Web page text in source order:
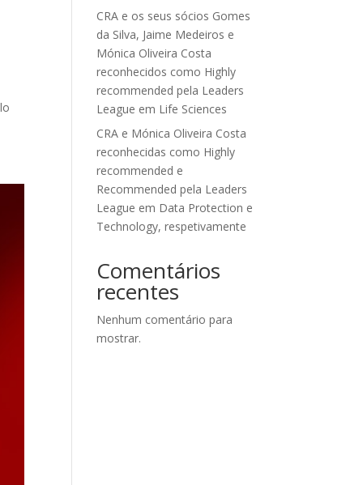
CRA e os seus sócios Gomes
da Silva, Jaime Medeiros e
Mónica Oliveira Costa
reconhecidos como Highly
recommended pela Leaders
League em Life Sciences
CRA e Mónica Oliveira Costa
reconhecidas como Highly
recommended e
Recommended pela Leaders
League em Data Protection e
Technology, respetivamente
Comentários
recentes
Nenhum comentário para
mostrar.